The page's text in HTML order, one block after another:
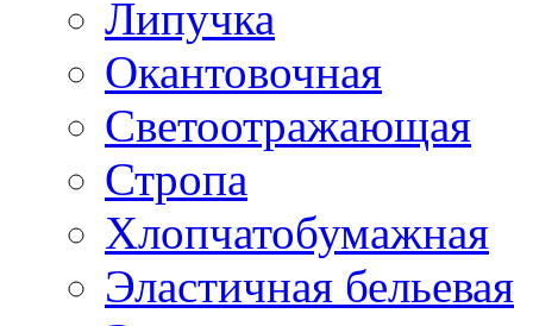
Липучка
Окантовочная
Светоотражающая
Стропа
Хлопчатобумажная
Эластичная бельевая